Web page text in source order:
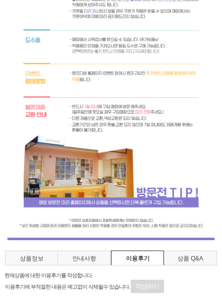
상품정보 안내사항 이용후기 상품 Q&A
현재상품에 대한 이용후기를 작성합니다.
이용후기에 부적절한 내용은 예고없이 삭제될수 있습니다.
작성하기